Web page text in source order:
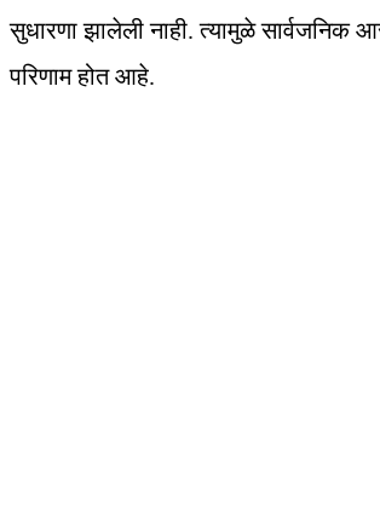
सुधारणा झालेली नाही. त्यामुळे सार्वजनिक
परिणाम होत आहे.